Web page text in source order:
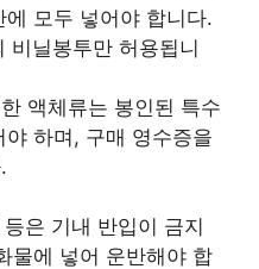
에 모두 넣어야 합니다.
비닐봉투만 허용됩니
액체류는 봉인된 특수
야 하며, 구매 영수증을
은 기내 반입이 금지
물에 넣어 운반해야 합